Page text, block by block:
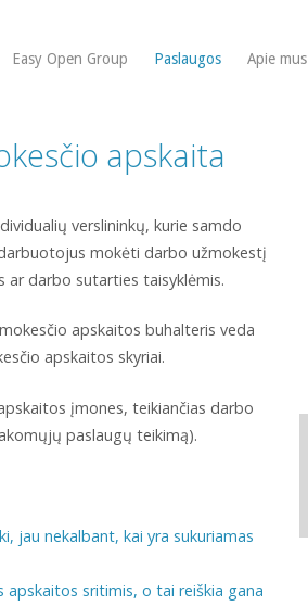
Easy Open Group Paslaugos Apie mus
apskaita
verslininkų, kurie samdo
mokėti darbo užmokestį
ar darbo sutarties taisyklėmis.
apskaitos buhalteris veda
apskaitos skyriai.
įmones, teikiančias darbo
paslaugų teikimą).
jau nekalbant, kai yra sukuriamas
apskaitos sritimis, o tai reiškia gana